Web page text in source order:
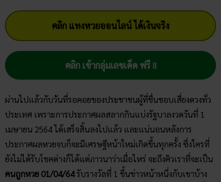
คลิก แทงหวยออนไลน์ ได้เงินจริง
คลิก เข้ากลุ่มเลขเด็ด ฟรี !!
ผ่านไปแล้วกับวันที่รอคอยของประชาชนผู้ที่ชื่นชอบเสี่ยงดวงทั่ว
ประเทศ เพราะการประกาศผลสลากกินแบ่งรัฐบาลงวดวันที่ 1
เมษายน 2564 ได้เสร็จสิ้นลงไปแล้ว และแน่นอนหลังการ
ประกาศผลหวยจบก็จะมีเศรษฐีหน้าใหม่เกิดขึ้นทุกครั้ง ซึ่งใครที่
ยังไม่ได้รับโชคต่างก็ได้แต่ภาวนาว่าเมื่อไหร่ จะถึงคิวเราที่จะเป็น
คนถูกหวย 01/04/64รับรางวัลที่ 1 ขึ้นข่าวหน้าหนึ่งกับเขาบ้าง